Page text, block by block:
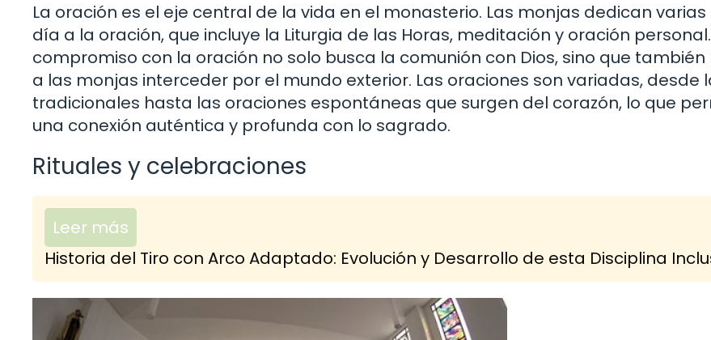
La oración es el eje central de la vida en el monasterio. Las monjas dedican
día a la oración, que incluye la Liturgia de las Horas, meditación y oración
compromiso con la oración no solo busca la comunión con Dios, sino que
a las monjas interceder por el mundo exterior. Las oraciones son variadas, desde
tradicionales hasta las oraciones espontáneas que surgen del corazón, lo que
una conexión auténtica y profunda con lo sagrado.
Rituales y celebraciones
Leer más
Historia del Tiro con Arco Adaptado: Evolución y Desarrollo de esta Disciplina